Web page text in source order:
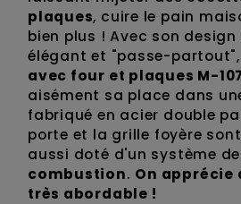
plaques, cuire le pain
bien plus ! Avec son
élégant et "passe-partout",
avec four et plaques M-
aisément sa place dans
fabriqué en acier double
porte et la grille foyère
aussi doté d'un système de
combustion. On apprécie
très abordable !